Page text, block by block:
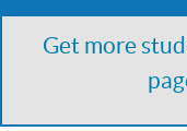
Get more